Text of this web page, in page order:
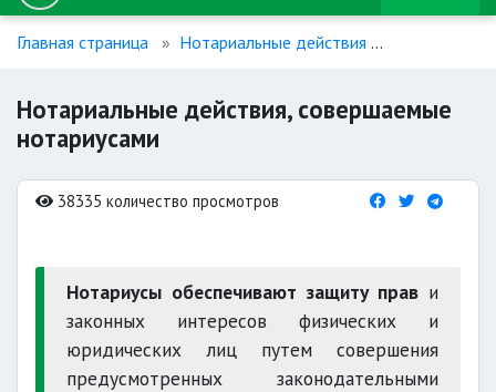
Главная страница Нотариальные действия
Нотариальные действия, совершаемые
нотариусами
38335 количество просмотров
Нотариусы обеспечивают защиту прав и
законных интересов физических и
юридических лиц путем совершения
предусмотренных законодательными